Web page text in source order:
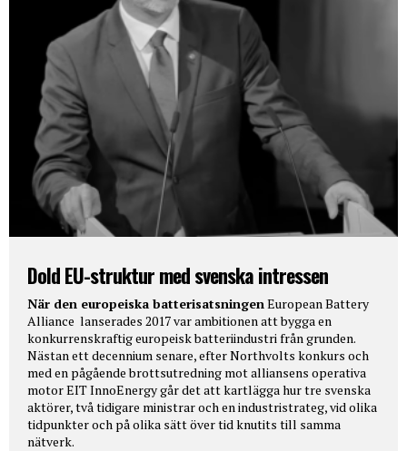
Dold EU-struktur med svenska intressen
När den europeiska batterisatsningen European Battery
Alliance lanserades 2017 var ambitionen att bygga en
konkurrenskraftig europeisk batteriindustri från grunden.
Nästan ett decennium senare, efter Northvolts konkurs och
med en pågående brottsutredning mot alliansens operativa
motor EIT InnoEnergy går det att kartlägga hur tre svenska
aktörer, två tidigare ministrar och en industristrateg, vid olika
tidpunkter och på olika sätt över tid knutits till samma
nätverk.